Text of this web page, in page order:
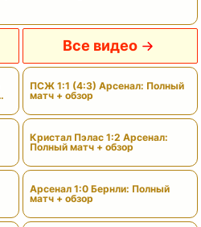
Все видео
ПСЖ 1:1 (4:3) Арсенал: Полный
матч + обзор
Кристал Пэлас 1:2 Арсенал:
Полный матч + обзор
Арсенал 1:0 Бернли: Полный
матч + обзор